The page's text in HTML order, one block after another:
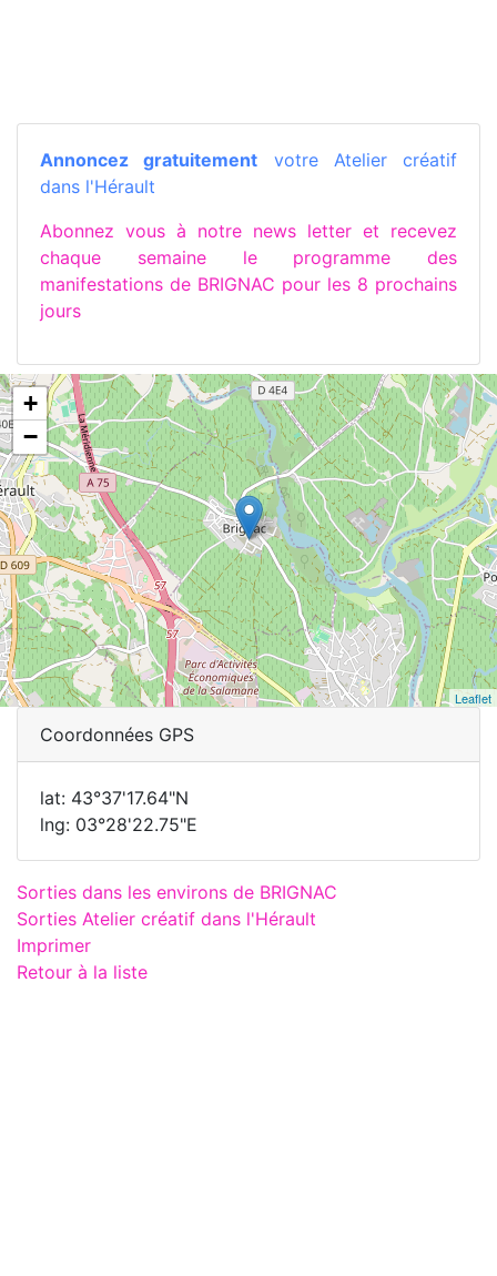
Annoncez gratuitement votre Atelier créatif
dans l'Hérault
Abonnez vous à notre news letter et recevez
chaque semaine le programme des
manifestations de BRIGNAC pour les 8 prochains
jours
+
−
Leaflet
Coordonnées GPS
lat: 43°37'17.64"N
lng: 03°28'22.75"E
Sorties dans les environs de BRIGNAC
Sorties Atelier créatif dans l'Hérault
Imprimer
Retour à la liste